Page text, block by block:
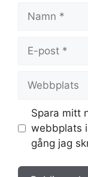
post
Spara mitt
webbplats
gång jag